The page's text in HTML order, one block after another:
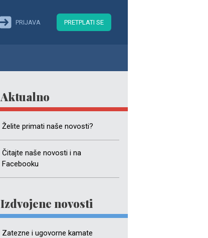
PRIJAVA PRETPLATI SE
Aktualno
Želite primati naše novosti?
Čitajte naše novosti i na
Facebooku
Izdvojene novosti
Zatezne i ugovorne kamate